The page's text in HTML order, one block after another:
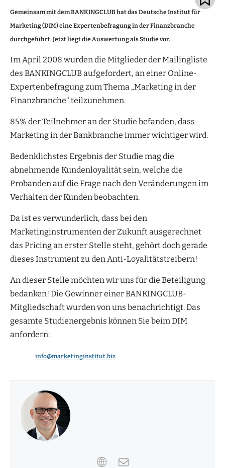
Gemeinsam mit dem BANKINGCLUB hat das Deutsche Institut für
Marketing (DIM) eine Expertenbefragung in der Finanzbranche
durchgeführt. Jetzt liegt die Auswertung als Studie vor.
Im April 2008 wurden die Mitglieder der Mailingliste
des BANKINGCLUB aufgefordert, an einer Online-
Expertenbefragung zum Thema „Marketing in der
Finanzbranche“ teilzunehmen.
85% der Teilnehmer an der Studie befanden, dass
Marketing in der Bankbranche immer wichtiger wird.
Bedenklichstes Ergebnis der Studie mag die
abnehmende Kundenloyalität sein, welche die
Probanden auf die Frage nach den Veränderungen im
Verhalten der Kunden beobachten.
Da ist es verwunderlich, dass bei den
Marketinginstrumenten der Zukunft ausgerechnet
das Pricing an erster Stelle steht, gehört doch gerade
dieses Instrument zu den Anti-Loyalitätstreibern!
An dieser Stelle möchten wir uns für die Beteiligung
bedanken! Die Gewinner einer BANKINGCLUB-
Mitgliedschaft wurden von uns benachrichtigt. Das
gesamte Studienergebnis können Sie beim DIM
anfordern:
info@marketinginstitut.biz